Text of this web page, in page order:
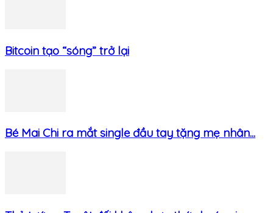
Bitcoin tạo “sóng” trở lại
Bé Mai Chi ra mắt single đầu tay tặng mẹ nhân...